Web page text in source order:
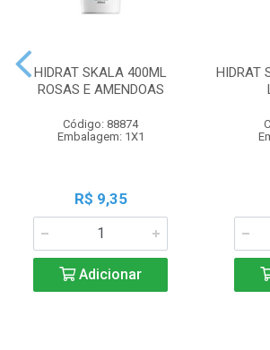
HIDRAT SKALA 400ML
ROSAS E AMENDOAS
Código: 88874
Embalagem: 1X1
R$ 9,35
Adicionar
HIDRAT